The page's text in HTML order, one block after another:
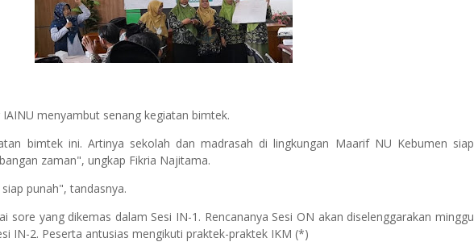
menyambut senang kegiatan bimtek.
bimtek ini. Artinya sekolah dan madrasah di lingkungan Maarif NU Kebumen siap
zaman", ungkap Fikria Najitama.
punah", tandasnya.
sore yang dikemas dalam Sesi IN-1. Rencananya Sesi ON akan diselenggarakan minggu
IN-2. Peserta antusias mengikuti praktek-praktek IKM (*)